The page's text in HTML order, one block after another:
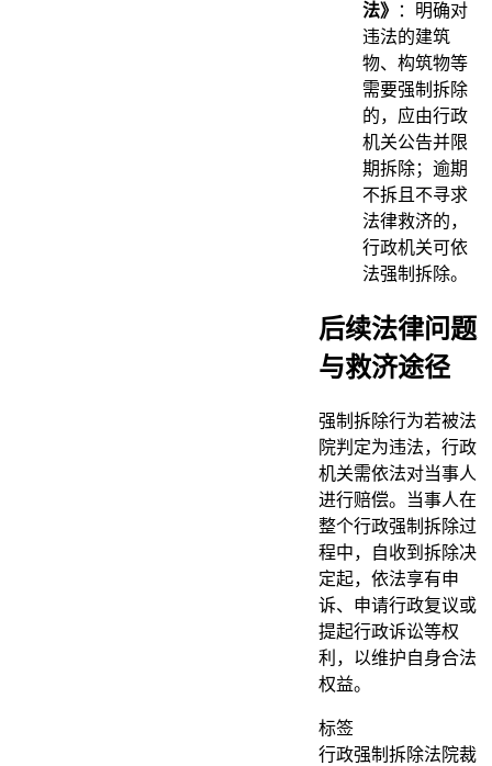
法》
：明确对
违法的建筑
物、构筑物等
需要强制拆除
的，应由行政
机关公告并限
期拆除；逾期
不拆且不寻求
法律救济的，
行政机关可依
法强制拆除。
后续法律问题
与救济途径
强制拆除行为若被法
院判定为违法，行政
机关需依法对当事人
进行赔偿。当事人在
整个行政强制拆除过
程中，自收到拆除决
定起，依法享有申
诉、申请行政复议或
提起行政诉讼等权
利，以维护自身合法
权益。
标签
行政强制拆除法院裁